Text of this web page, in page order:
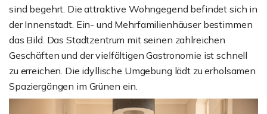
sind begehrt. Die attraktive Wohngegend befindet sich in
der Innenstadt. Ein- und Mehrfamilienhäuser bestimmen
das Bild. Das Stadtzentrum mit seinen zahlreichen
Geschäften und der vielfältigen Gastronomie ist schnell
zu erreichen. Die idyllische Umgebung lädt zu erholsamen
Spaziergängen im Grünen ein.